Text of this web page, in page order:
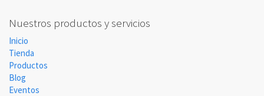
Nuestros productos y servicios
Inicio
Tienda
Productos
Blog
Eventos